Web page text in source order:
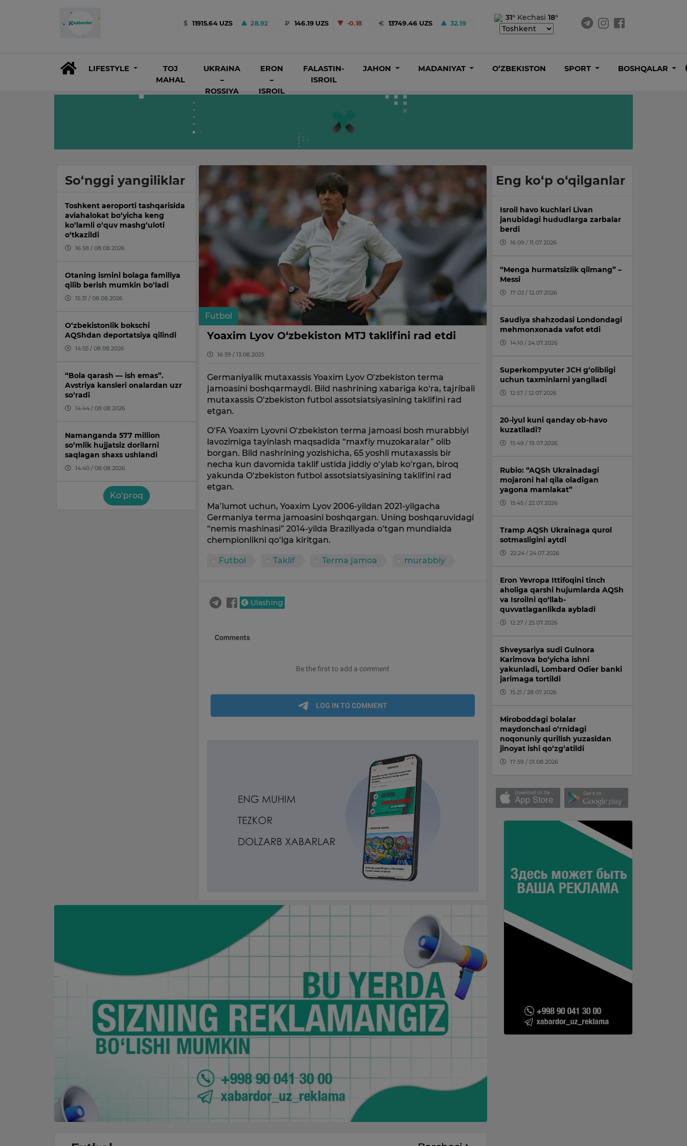
$ 11915.64 UZS 28.92 ₽ 146.19 UZS -0.18 € 13749.46 UZS 32.19
31° Kechasi 18°
LIFESTYLE
TOJ
MAHAL
UKRAINA
–
ROSSIYA
ERON
–
ISROIL
FALASTIN-
ISROIL
JAHON MADANIYAT O‘ZBEKISTON SPORT BOSHQALAR
So‘nggi yangiliklar
Toshkent aeroporti tashqarisida
aviahalokat bo‘yicha keng
ko‘lamli o‘quv mashg‘uloti
o‘tkazildi
16:58 / 08.08.2026
Otaning ismini bolaga familiya
qilib berish mumkin bo‘ladi
15:31 / 08.08.2026
O‘zbekistonlik bokschi
AQShdan deportatsiya qilindi
14:55 / 08.08.2026
“Bola qarash — ish emas”.
Avstriya kansleri onalardan uzr
so‘radi
14:44 / 08.08.2026
Namanganda 577 million
so‘mlik hujjatsiz dorilarni
saqlagan shaxs ushlandi
14:40 / 08.08.2026
Ko‘proq
Futbol
Yoaxim Lyov O‘zbekiston MTJ taklifini rad etdi
16:59 / 13.08.2025
Germaniyalik mutaxassis Yoaxim Lyov O‘zbekiston terma
jamoasini boshqarmaydi. Bild nashrining xabariga ko‘ra, tajribali
mutaxassis O‘zbekiston futbol assotsiatsiyasining taklifini rad
etgan.
O‘FA Yoaxim Lyovni O‘zbekiston terma jamoasi bosh murabbiyi
lavozimiga tayinlash maqsadida “maxfiy muzokaralar” olib
borgan. Bild nashrining yozishicha, 65 yoshli mutaxassis bir
necha kun davomida taklif ustida jiddiy o‘ylab ko‘rgan, biroq
yakunda O‘zbekiston futbol assotsiatsiyasining taklifini rad
etgan.
Ma’lumot uchun, Yoaxim Lyov 2006-yildan 2021-yilgacha
Germaniya terma jamoasini boshqargan. Uning boshqaruvidagi
“nemis mashinasi” 2014-yilda Braziliyada o‘tgan mundialda
chempionlikni qo‘lga kiritgan.
Futbol Taklif Terma jamoa murabbiy
Ulashing
Eng ko‘p o‘qilganlar
Isroil havo kuchlari Livan
janubidagi hududlarga zarbalar
berdi
16:09 / 11.07.2026
“Menga hurmatsizlik qilmang” –
Messi
17:03 / 12.07.2026
Saudiya shahzodasi Londondagi
mehmonxonada vafot etdi
14:10 / 24.07.2026
Superkompyuter JCH g‘olibligi
uchun taxminlarni yangiladi
12:57 / 12.07.2026
20-iyul kuni qanday ob-havo
kuzatiladi?
15:49 / 19.07.2026
Rubio: “AQSh Ukrainadagi
mojaroni hal qila oladigan
yagona mamlakat”
15:45 / 22.07.2026
Tramp AQSh Ukrainaga qurol
sotmasligini aytdi
22:24 / 24.07.2026
Eron Yevropa Ittifoqini tinch
aholiga qarshi hujumlarda AQSh
va Isroilni qo‘llab-
quvvatlaganlikda aybladi
12:27 / 25.07.2026
Shveysariya sudi Gulnora
Karimova bo‘yicha ishni
yakunladi, Lombard Odier banki
jarimaga tortildi
15:21 / 28.07.2026
Miroboddagi bolalar
maydonchasi o‘rnidagi
noqonuniy qurilish yuzasidan
jinoyat ishi qo‘zg‘atildi
17:59 / 01.08.2026